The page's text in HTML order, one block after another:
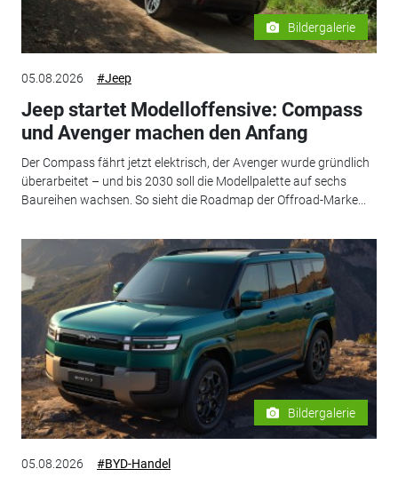
Bildergalerie
05.08.2026 #Jeep
Jeep startet Modelloffensive: Compass
und Avenger machen den Anfang
Der Compass fährt jetzt elektrisch, der Avenger wurde gründlich
überarbeitet – und bis 2030 soll die Modellpalette auf sechs
Baureihen wachsen. So sieht die Roadmap der Offroad-Marke...
Bildergalerie
05.08.2026 #BYD-Handel